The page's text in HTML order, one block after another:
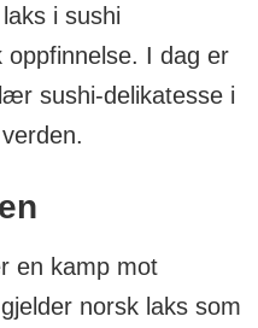
i sushi
I dag er
sushi-delikatesse i
en kamp mot
norsk laks som